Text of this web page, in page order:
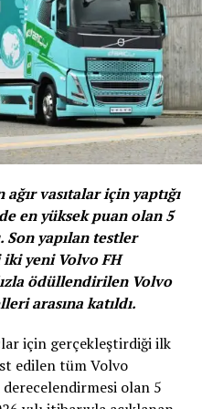
TL’den başlayan fiyatlar
konuşma yapan
sahip olduklarına
vasıtalar için yaptığı
en yüksek puan olan 5
Son yapılan testler
yeni Volvo FH
ödüllendirilen Volvo
arasına katıldı.
için gerçekleştirdiği ilk
edilen tüm Volvo
olan 5